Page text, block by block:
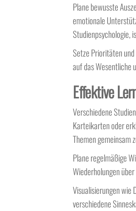
Plane bewusste
emotionale
Studienpsychologie,
Setze Prioritäten
auf das Wesentliche
Effektive
Verschiedene
Karteikarten oder
Themen gemeinsam
Plane regelmäßige
Wiederholungen
Visualisierungen wie
verschiedene